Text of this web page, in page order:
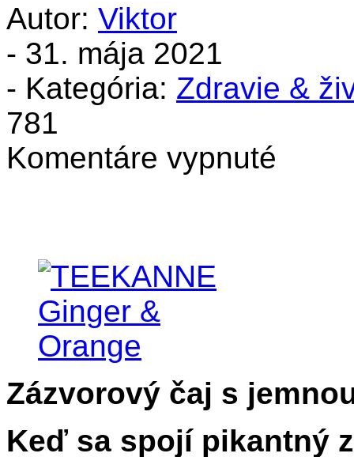
Autor: Viktor
- 31. mája 2021
- Kategória: Zdravie &
781
Komentáre vypnuté
Zázvorový čaj s
Keď sa spojí pikantný